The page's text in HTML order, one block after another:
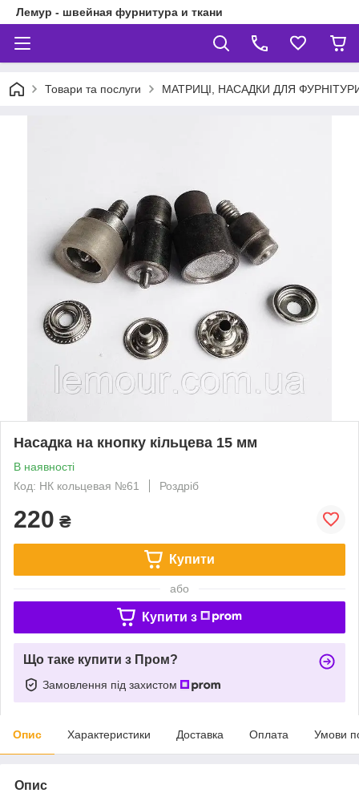
Лемур - швейная фурнитура и ткани
Товари та послуги МАТРИЦІ, НАСАДКИ ДЛЯ
Насадка на кнопку кільцева 15 мм
В наявності
Код: НК кольцевая №61
Роздріб
220 ₴
Купити
або
Купити з
Що таке купити з Пром?
Замовлення під захистом
Опис Характеристики Доставка Оплата Умови
Опис